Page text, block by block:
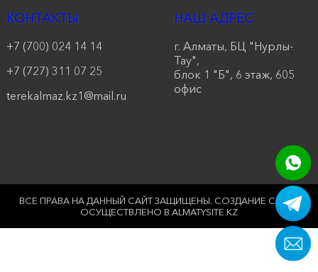
заявку
Контакты
КОНТАКТЫ
+7 (700) 024 14 14
+7 (727) 311 07 25
terekalmaz.kz1@mail.ru
НАШ АДРЕС
г. Алматы, БЦ "Нурлы-
Тау",
блок 1 "Б", 6 этаж, 605
офис
ВСЕ ПРАВА НА ДАННЫЙ САЙТ ЗАЩИЩЕНЫ. СОЗДАНИЕ САЙТА
ОСУЩЕСТВЛЕНО В ALMATYSITE.KZ